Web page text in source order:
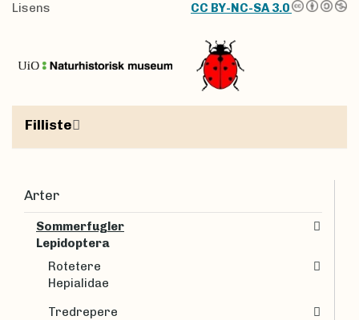
Lisens
CC BY-NC-SA 3.0
Filliste
Arter
Sommerfugler
Lepidoptera
Rotetere
Hepialidae
Tredrepere